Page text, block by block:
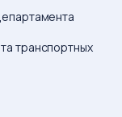
транспортных